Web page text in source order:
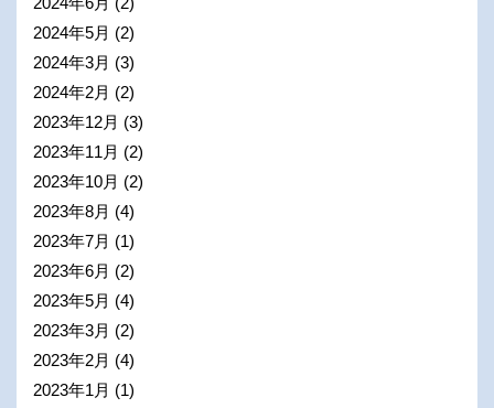
2024年5月 (2)
2024年3月 (3)
2024年2月 (2)
2023年12月 (3)
2023年11月 (2)
2023年10月 (2)
2023年8月 (4)
2023年7月 (1)
2023年6月 (2)
2023年5月 (4)
2023年3月 (2)
2023年2月 (4)
2023年1月 (1)